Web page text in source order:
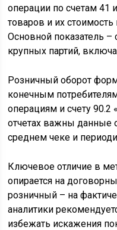
операции по счетам
товаров и их стоимость
Основной показатель
крупных партий,
Розничный оборот
конечным
операциям и счету 90.2
отчетах важны данные
среднем чеке и
Ключевое отличие в
опирается на
розничный – на
аналитики
избежать искажения